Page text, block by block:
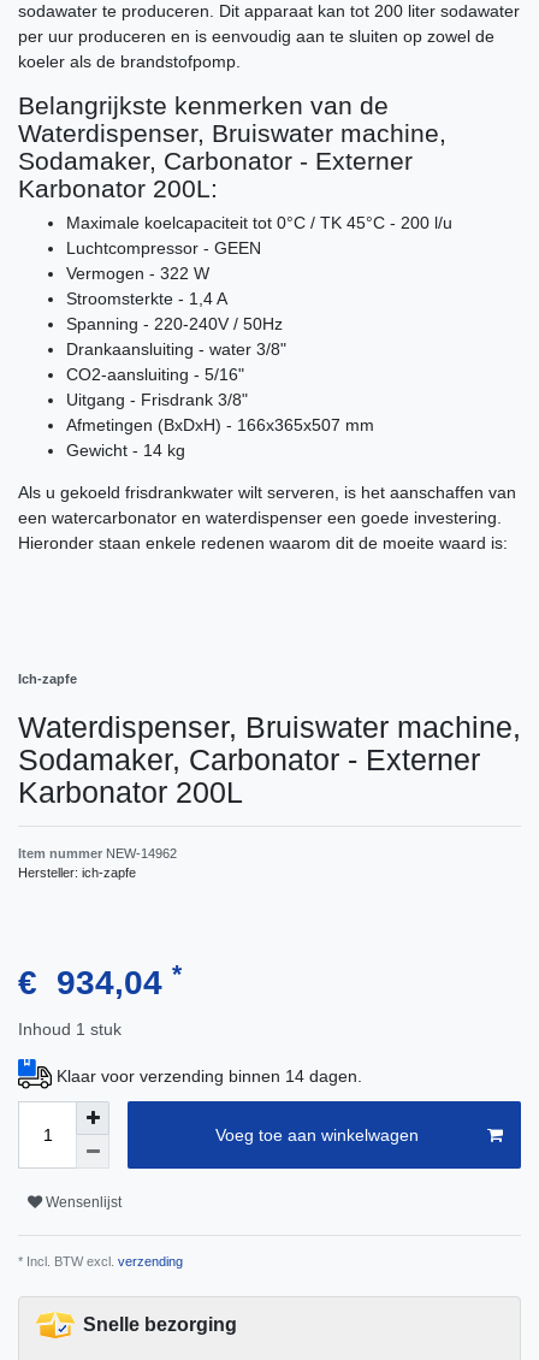
sodawater te produceren. Dit apparaat kan tot 200 liter sodawater
per uur produceren en is eenvoudig aan te sluiten op zowel de
koeler als de brandstofpomp.
Belangrijkste kenmerken van de
Waterdispenser, Bruiswater machine,
Sodamaker, Carbonator - Externer
Karbonator 200L:
Maximale koelcapaciteit tot 0°C / TK 45°C - 200 l/u
Luchtcompressor - GEEN
Vermogen - 322 W
Stroomsterkte - 1,4 A
Spanning - 220-240V / 50Hz
Drankaansluiting - water 3/8"
CO2-aansluiting - 5/16"
Uitgang - Frisdrank 3/8"
Afmetingen (BxDxH) - 166x365x507 mm
Gewicht - 14 kg
Als u gekoeld frisdrankwater wilt serveren, is het aanschaffen van
een watercarbonator en waterdispenser een goede investering.
Hieronder staan enkele redenen waarom dit de moeite waard is:
Ich-zapfe
Waterdispenser, Bruiswater machine,
Sodamaker, Carbonator - Externer
Karbonator 200L
Item nummer NEW-14962
Hersteller: ich-zapfe
€ 934,04 *
Inhoud 1 stuk
Klaar voor verzending binnen 14 dagen.
Voeg toe aan winkelwagen
Wensenlijst
* Incl. BTW excl. verzending
Snelle bezorging